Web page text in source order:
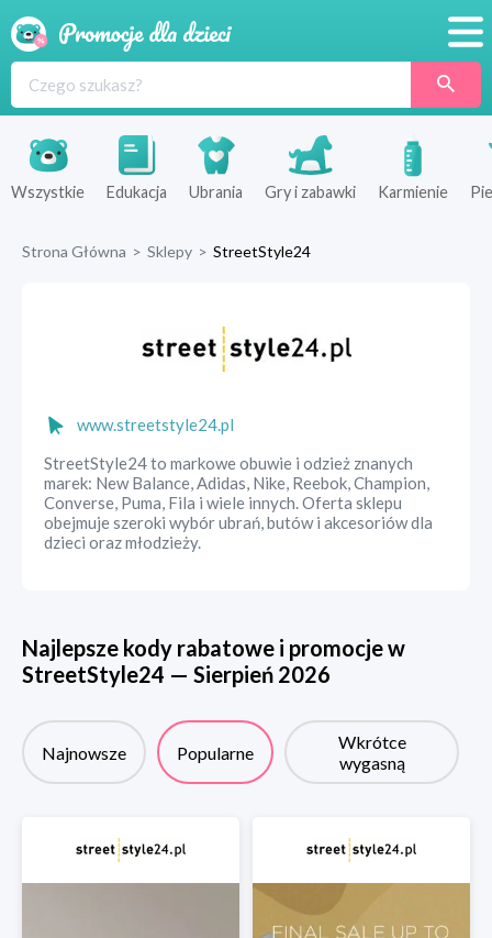
Produkty
Sklepy
Wszystkie Edukacja Ubrania Gry i zabawki Karmienie
Strona Główna > Sklepy > StreetStyle24
www.streetstyle24.pl
StreetStyle24 to markowe obuwie i odzież znanych
marek: New Balance, Adidas, Nike, Reebok, Champion,
Converse, Puma, Fila i wiele innych. Oferta sklepu
obejmuje szeroki wybór ubrań, butów i akcesoriów dla
dzieci oraz młodzieży.
Najlepsze kody rabatowe i promocje w
StreetStyle24 — Sierpień 2026
Najnowsze Popularne
Wkrótce
wygasną